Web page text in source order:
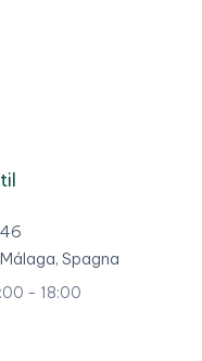
Spagna
- 18:00